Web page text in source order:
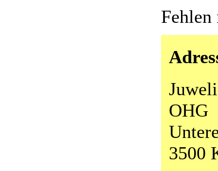
Fehlen
OHG
3500